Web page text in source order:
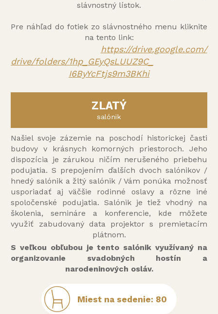
slávnostný lístok.
Pre náhľad do fotiek zo slávnostného menu kliknite
na tento link:
https://drive.google.com/
drive/folders/1hp_GEyQsLUUZ9C_
I6ByYcFtjs9m3BKhi
ZLATÝ
salónik
Našiel svoje zázemie na poschodí historickej časti
budovy v krásnych komorných priestoroch. Jeho
dispozícia je zárukou ničím nerušeného priebehu
podujatia. S prepojením ďalších dvoch salónikov /
hnedý salónik a žltý salónik / Vám ponúka možnosť
usporiadať aj väčšie rodinné oslavy a rôzne iné
spoločenské podujatia. Salónik je tiež vhodný na
školenia, semináre a konferencie, kde môžete
využiť zabudovaný data projektor s premietacím
plátnom.
S veľkou obľubou je tento salónik využívaný na
organizovanie svadobných hostín a
narodeninových osláv.
Miest na sedenie: 80